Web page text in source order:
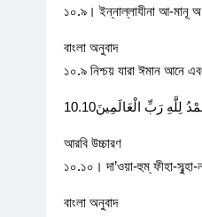
১০.৯। ইন্নাল্লাযীনা আ-মানূ
বাংলা অনুবাদ
১০.৯ নিশ্চয় যারা ঈমান আনে
رَبِّ الْعَالَمِينَ10.10
আরবি উচ্চারণ
১০.১০। দা’ওয়া-হুম্ ফীহা-
বাংলা অনুবাদ